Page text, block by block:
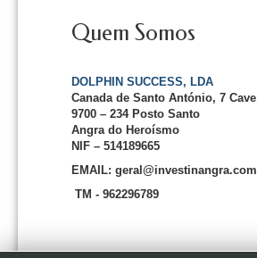
Quem Somos
DOLPHIN SUCCESS, LDA
Canada de Santo António, 7 Cave
9700 – 234 Posto Santo
Angra do Heroísmo
NIF – 514189665
EMAIL: geral@investinangra.com
TM - 962296789